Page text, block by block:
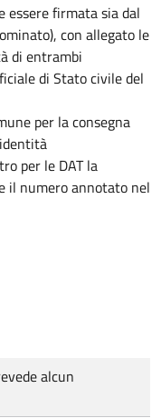
essere firmata sia dal
con allegato le
di entrambi
di Stato civile del
per la consegna
per le DAT la
il numero annotato nel
alcun